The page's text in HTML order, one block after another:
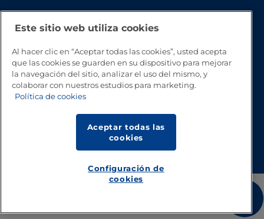
Este sitio web utiliza cookies
Al hacer clic en “Aceptar todas las cookies”, usted acepta
que las cookies se guarden en su dispositivo para mejorar
la navegación del sitio, analizar el uso del mismo, y
colaborar con nuestros estudios para marketing.
Política de cookies
Aceptar todas las
cookies
Configuración de
cookies